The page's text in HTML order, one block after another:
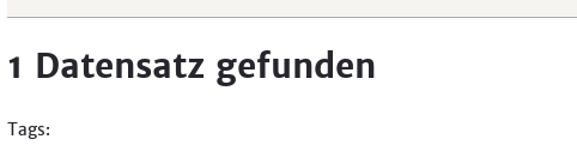
1 Datensatz gefunden
Tags: